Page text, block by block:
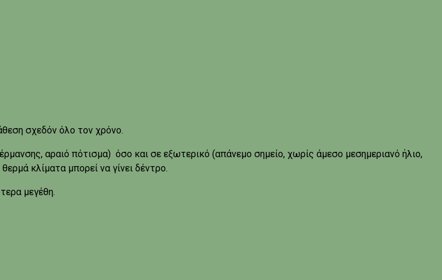
σχεδόν όλο τον χρόνο.
αραιό πότισμα) όσο και σε εξωτερικό (απάνεμο σημείο, χωρίς άμεσο μεσημεριανό ήλιο,
κλίματα μπορεί να γίνει δέντρο.
μεγέθη.